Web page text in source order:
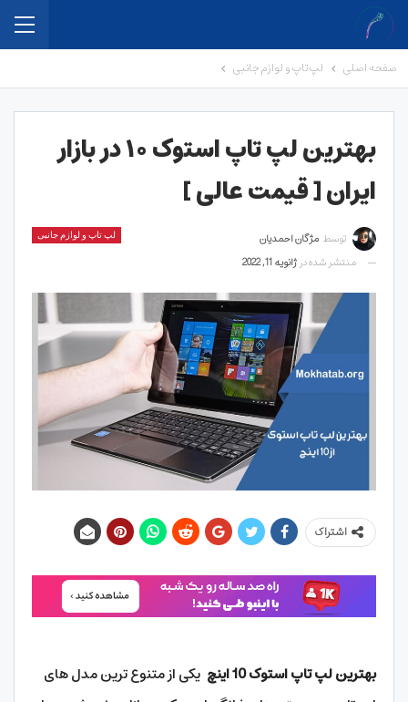
صفحه اصلی لپ تاپ و لوازم جانبی
بهترین لپ تاپ استوک ۱۰ در بازار
ایران [ قیمت عالی ]
لپ تاپ و لوازم جانبی توسط مژگان احمدیان
منتشر شده در ژانویه 11, 2022
اشتراک
بهترین لپ تاپ استوک 10 اینچ
یکی از متنوع ترین مدل های